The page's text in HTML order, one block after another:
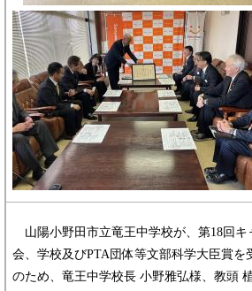
山陽小野田市立竜王中学校が、第18回キ
会、学校及びPTA団体等文部科学大臣賞を
のため、竜王中学校長 小野雅弘様、教頭